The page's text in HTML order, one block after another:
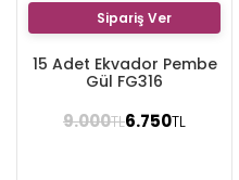
Sipariş Ver
15 Adet Ekvador Pembe
Gül FG316
9.000TL6.750TL